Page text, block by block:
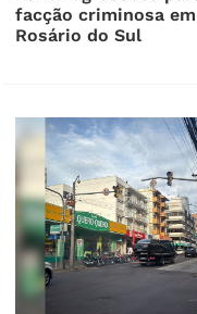
facção criminosa em
Rosário do Sul